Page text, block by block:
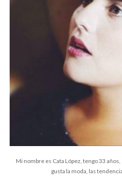
Mi nombre es Cata López, tengo 33
gusta la moda, las